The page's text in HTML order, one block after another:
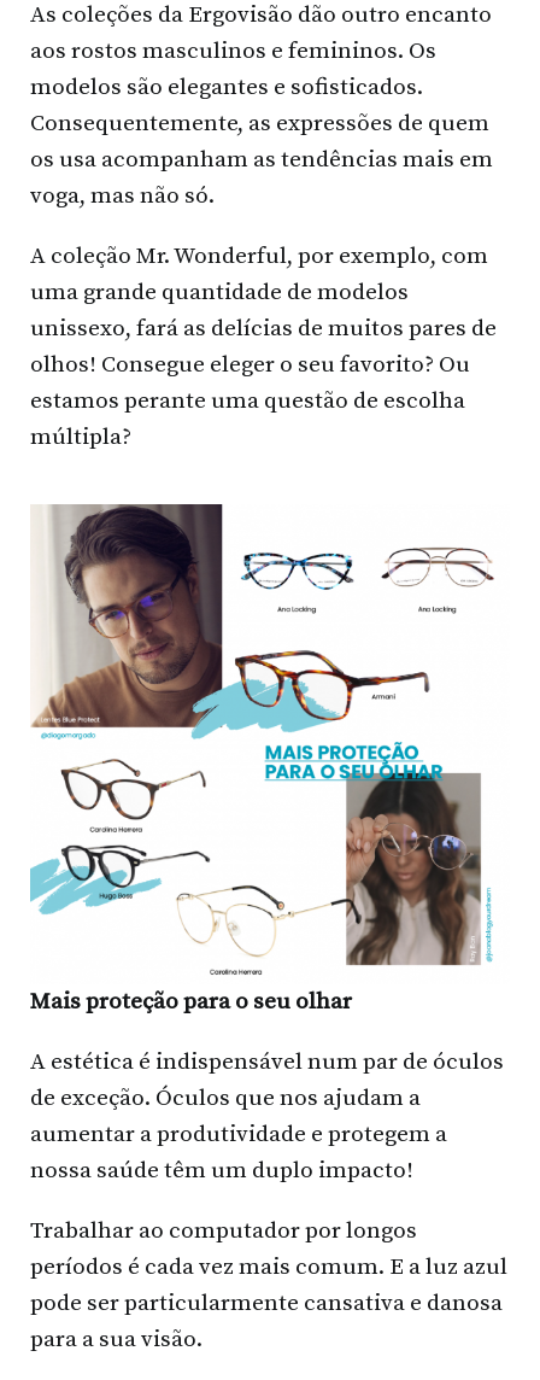
As coleções da Ergovisão dão outro encanto
aos rostos masculinos e femininos. Os
modelos são elegantes e sofisticados.
Consequentemente, as expressões de quem
os usa acompanham as tendências mais em
voga, mas não só.
A coleção Mr. Wonderful, por exemplo, com
uma grande quantidade de modelos
unissexo, fará as delícias de muitos pares de
olhos! Consegue eleger o seu favorito? Ou
estamos perante uma questão de escolha
múltipla?
Mais proteção para o seu olhar
A estética é indispensável num par de óculos
de exceção. Óculos que nos ajudam a
aumentar a produtividade e protegem a
nossa saúde têm um duplo impacto!
Trabalhar ao computador por longos
períodos é cada vez mais comum. E a luz azul
pode ser particularmente cansativa e danosa
para a sua visão.